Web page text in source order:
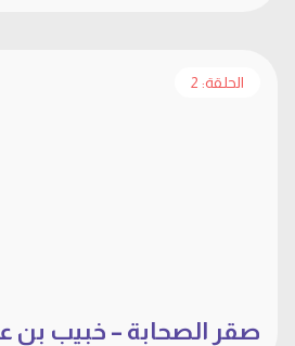
الحلقة: 2
صقر الصحابة – خبيب بن